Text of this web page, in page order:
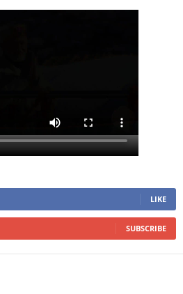
LIKE
SUBSCRIBE